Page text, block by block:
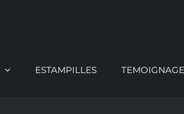
ESTAMPILLES